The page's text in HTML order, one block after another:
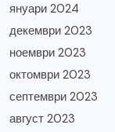
януари 2024
декември 2023
ноември 2023
октомври 2023
септември 2023
август 2023